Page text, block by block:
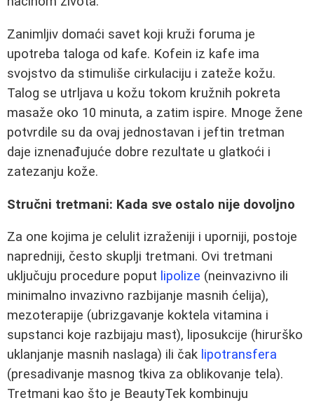
Zanimljiv domaći savet koji kruži foruma je
upotreba taloga od kafe. Kofein iz kafe ima
svojstvo da stimuliše cirkulaciju i zateže kožu.
Talog se utrljava u kožu tokom kružnih pokreta
masaže oko 10 minuta, a zatim ispire. Mnoge žene
potvrdile su da ovaj jednostavan i jeftin tretman
daje iznenađujuće dobre rezultate u glatkoći i
zatezanju kože.
Stručni tretmani: Kada sve ostalo nije dovoljno
Za one kojima je celulit izraženiji i uporniji, postoje
napredniji, često skuplji tretmani. Ovi tretmani
uključuju procedure poput lipolize (neinvazivno ili
minimalno invazivno razbijanje masnih ćelija),
mezoterapije (ubrizgavanje koktela vitamina i
supstanci koje razbijaju mast), liposukcije (hirurško
uklanjanje masnih naslaga) ili čak lipotransfera
(presadivanje masnog tkiva za oblikovanje tela).
Tretmani kao što je BeautyTek kombinuju